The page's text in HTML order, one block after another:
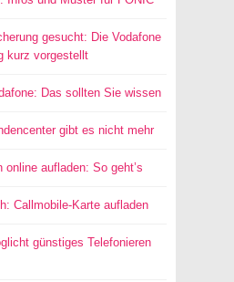
gesucht: Die Vodafone
kurz vorgestellt
Das sollten Sie wissen
gibt es nicht mehr
online aufladen: So geht’s
Callmobile-Karte aufladen
günstiges Telefonieren